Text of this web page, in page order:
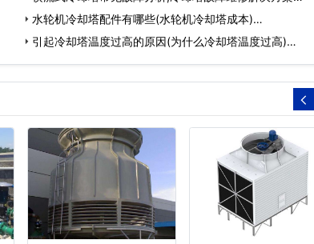
水轮机冷却塔配件有哪些(水轮机冷却塔成本)…
引起冷却塔温度过高的原因(为什么冷却塔温度过高)…